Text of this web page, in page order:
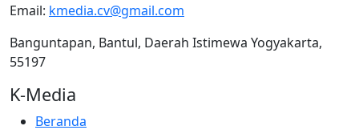
Email: kmedia.cv@gmail.com
Banguntapan, Bantul, Daerah Istimewa Yogyakarta,
55197
K-Media
Beranda